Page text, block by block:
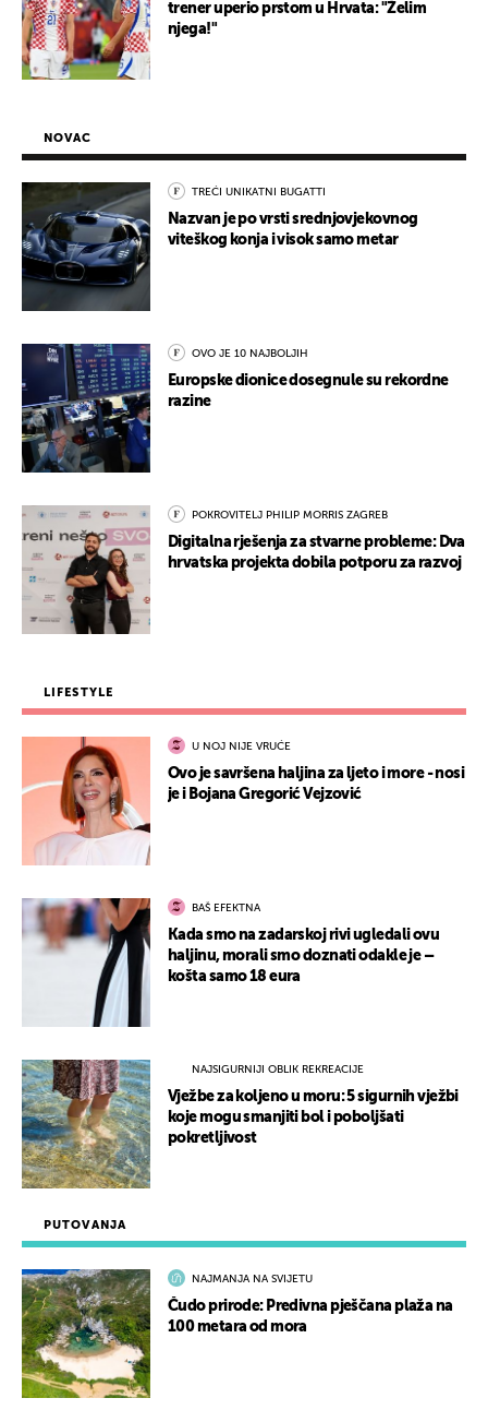
trener uperio prstom u Hrvata: "Želim
njega!"
PUTOVANJA
NAJMANJA NA SVIJETU
Čudo prirode: Predivna pješčana plaža na
100 metara od mora
NOVAC
TREĆI UNIKATNI BUGATTI
Nazvan je po vrsti srednjovjekovnog
viteškog konja i visok samo metar
OVO JE 10 NAJBOLJIH
Europske dionice dosegnule su rekordne
razine
POKROVITELJ PHILIP MORRIS ZAGREB
Digitalna rješenja za stvarne probleme: Dva
hrvatska projekta dobila potporu za razvoj
LIFESTYLE
U NOJ NIJE VRUĆE
Ovo je savršena haljina za ljeto i more - nosi
je i Bojana Gregorić Vejzović
BAŠ EFEKTNA
Kada smo na zadarskoj rivi ugledali ovu
haljinu, morali smo doznati odakle je –
košta samo 18 eura
NAJSIGURNIJI OBLIK REKREACIJE
Vježbe za koljeno u moru: 5 sigurnih vježbi
koje mogu smanjiti bol i poboljšati
pokretljivost